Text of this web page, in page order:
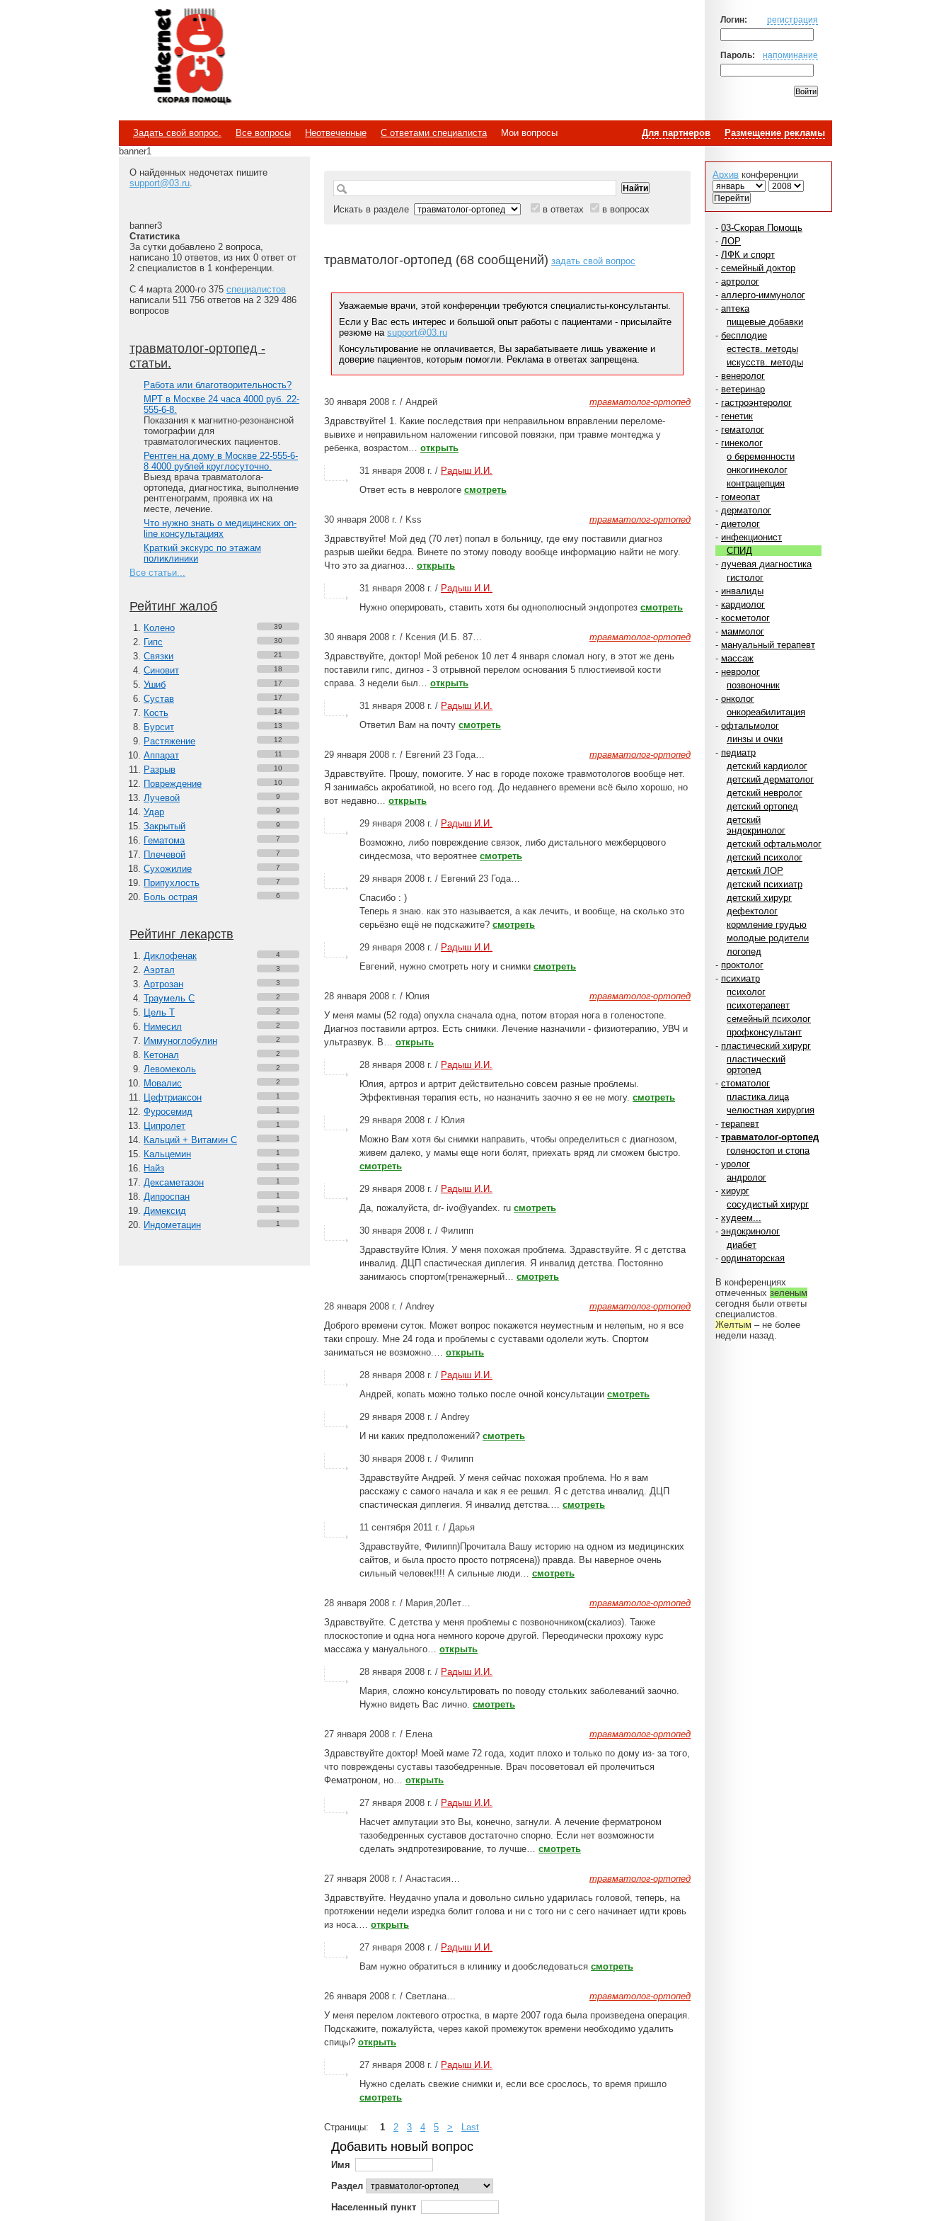
Логин: регистрация
Пароль: напоминание
Internet
Скорая помощь
Размещение рекламы
Для партнеров
Задать свой вопрос. Все вопросы Неотвеченные С ответами специалиста
Мои вопросы
banner1
Архив конференции
- 03-Скорая Помощь
- ЛОР
- ЛФК и спорт
- семейный доктор
- артролог
- аллерго-иммунолог
- аптека
пищевые добавки
- бесплодие
естеств. методы
искусств. методы
- венеролог
- ветеринар
- гастроэнтеролог
- генетик
- гематолог
- гинеколог
о беременности
онкогинеколог
контрацепция
- гомеопат
- дерматолог
- диетолог
- инфекционист
СПИД
- лучевая диагностика
гистолог
- инвалиды
- кардиолог
- косметолог
- маммолог
- мануальный терапевт
- массаж
- невролог
позвоночник
- онколог
онкореабилитация
- офтальмолог
линзы и очки
- педиатр
детский кардиолог
детский дерматолог
детский невролог
детский ортопед
детский
эндокринолог
детский офтальмолог
детский психолог
детский ЛОР
детский психиатр
детский хирург
дефектолог
кормление грудью
молодые родители
логопед
- проктолог
- психиатр
психолог
психотерапевт
семейный психолог
профконсультант
- пластический хирург
пластический
ортопед
- стоматолог
пластика лица
челюстная хирургия
- терапевт
- травматолог-ортопед
голеностоп и стопа
- уролог
андролог
- хирург
сосудистый хирург
- худеем...
- эндокринолог
диабет
- ординаторская
В конференциях
отмеченных зеленым
сегодня были ответы
специалистов.
Желтым – не более
недели назад.
О найденных недочетах пишите
support@03.ru.
banner3
Статистика
За сутки добавлено 2 вопроса,
написано 10 ответов, из них 0 ответ от
2 специалистов в 1 конференции.
С 4 марта 2000-го 375 специалистов
написали 511 756 ответов на 2 329 486
вопросов
травматолог-ортопед -
статьи.
Работа или благотворительность?
МРТ в Москве 24 часа 4000 руб. 22-
555-6-8.
Показания к магнитно-резонансной
томографии для
травматологических пациентов.
Рентген на дому в Москве 22-555-6-
8 4000 рублей круглосуточно.
Выезд врача травматолога-
ортопеда, диагностика, выполнение
рентгенограмм, проявка их на
месте, лечение.
Что нужно знать о медицинских on-
line консультациях
Краткий экскурс по этажам
поликлиники
Все статьи...
Рейтинг жалоб
Колено 39
Гипс 30
Связки 21
Синовит 18
Ушиб 17
Сустав 17
Кость 14
Бурсит 13
Растяжение 12
Аппарат 11
Разрыв 10
Повреждение 10
Лучевой 9
Удар 9
Закрытый 9
Гематома 7
Плечевой 7
Сухожилие 7
Припухлость 7
Боль острая 6
Рейтинг лекарств
Диклофенак 4
Аэртал 3
Артрозан 3
Траумель С 2
Цель Т 2
Нимесил 2
Иммуноглобулин 2
Кетонал 2
Левомеколь 2
Мовалис 2
Цефтриаксон 1
Фуросемид 1
Ципролет 1
Кальций + Витамин C 1
Кальцемин 1
Найз 1
Дексаметазон 1
Дипроспан 1
Димексид 1
Индометацин 1
Искать в разделе в ответах в вопросах
травматолог-ортопед (68 сообщений) задать свой вопрос
Уважаемые врачи, этой конференции требуются специалисты-консультанты.
Если у Вас есть интерес и большой опыт работы с пациентами - присылайте
резюме на support@03.ru
Консультирование не оплачивается, Вы зарабатываете лишь уважение и
доверие пациентов, которым помогли. Реклама в ответах запрещена.
травматолог-ортопед
30 января 2008 г. / Андрей
Здравствуйте! 1. Какие последствия при неправильном вправлении переломе-
вывихе и неправильном наложении гипсовой повязки, при травме монтеджа у
ребенка, возрастом… открыть
31 января 2008 г. / Радыш И.И.
Ответ есть в неврологе смотреть
травматолог-ортопед
30 января 2008 г. / Kss
Здравствуйте! Мой дед (70 лет) попал в больницу, где ему поставили диагноз
разрыв шейки бедра. Винете по этому поводу вообще информацию найти не могу.
Что это за диагноз… открыть
31 января 2008 г. / Радыш И.И.
Нужно оперировать, ставить хотя бы однополюсный эндопротез смотреть
травматолог-ортопед
30 января 2008 г. / Ксения (И.Б. 87…
Здравствуйте, доктор! Мой ребенок 10 лет 4 января сломал ногу, в этот же день
поставили гипс, дигноз - 3 отрывной перелом основания 5 плюстиеивой кости
справа. 3 недели был… открыть
31 января 2008 г. / Радыш И.И.
Ответил Вам на почту смотреть
травматолог-ортопед
29 января 2008 г. / Евгений 23 Года…
Здравствуйте. Прошу, помогите. У нас в городе похоже травмотологов вообще нет.
Я занимабсь акробатикой, но всего год. До недавнего времени всё было хорошо, но
вот недавно… открыть
29 января 2008 г. / Радыш И.И.
Возможно, либо повреждение связок, либо дистального межберцового
синдесмоза, что вероятнее смотреть
29 января 2008 г. / Евгений 23 Года…
Спасибо : )
Теперь я знаю. как это называется, а как лечить, и вообще, на сколько это
серьёзно ещё не подскажите? смотреть
29 января 2008 г. / Радыш И.И.
Евгений, нужно смотреть ногу и снимки смотреть
травматолог-ортопед
28 января 2008 г. / Юлия
У меня мамы (52 года) опухла сначала одна, потом вторая нога в голеностопе.
Диагноз поставили артроз. Есть снимки. Лечение назначили - физиотерапию, УВЧ и
ультразвук. В… открыть
28 января 2008 г. / Радыш И.И.
Юлия, артроз и артрит действительно совсем разные проблемы.
Эффективная терапия есть, но назначить заочно я ее не могу. смотреть
29 января 2008 г. / Юлия
Можно Вам хотя бы снимки направить, чтобы определиться с диагнозом,
живем далеко, у мамы еще ноги болят, приехать вряд ли сможем быстро.
смотреть
29 января 2008 г. / Радыш И.И.
Да, пожалуйста, dr- ivo@yandex. ru смотреть
30 января 2008 г. / Филипп
Здравствуйте Юлия. У меня похожая проблема. Здравствуйте. Я с детства
инвалид. ДЦП спастическая диплегия. Я инвалид детства. Постоянно
занимаюсь спортом(тренажерный… смотреть
травматолог-ортопед
28 января 2008 г. / Andrey
Доброго времени суток. Может вопрос покажется неуместным и нелепым, но я все
таки спрошу. Мне 24 года и проблемы с суставами одолели жуть. Спортом
заниматься не возможно.… открыть
28 января 2008 г. / Радыш И.И.
Андрей, копать можно только после очной консультации смотреть
29 января 2008 г. / Andrey
И ни каких предположений? смотреть
30 января 2008 г. / Филипп
Здравствуйте Андрей. У меня сейчас похожая проблема. Но я вам
расскажу с самого начала и как я ее решил. Я с детства инвалид. ДЦП
спастическая диплегия. Я инвалид детства.… смотреть
11 сентября 2011 г. / Дарья
Здравствуйте, Филипп)Прочитала Вашу историю на одном из медицинских
сайтов, и была просто просто потрясена)) правда. Вы наверное очень
сильный человек!!!! А сильные люди… смотреть
травматолог-ортопед
28 января 2008 г. / Мария,20Лет…
Здравствуйте. С детства у меня проблемы с позвоночником(скалиоз). Также
плоскостопие и одна нога немного короче другой. Переодически прохожу курс
массажа у мануального… открыть
28 января 2008 г. / Радыш И.И.
Мария, сложно консультировать по поводу стольких заболеваний заочно.
Нужно видеть Вас лично. смотреть
травматолог-ортопед
27 января 2008 г. / Елена
Здравствуйте доктор! Моей маме 72 года, ходит плохо и только по дому из- за того,
что повреждены суставы тазобедренные. Врач посоветовал ей пролечиться
Фематроном, но… открыть
27 января 2008 г. / Радыш И.И.
Насчет ампутации это Вы, конечно, загнули. А лечение ферматроном
тазобедренных суставов достаточно спорно. Если нет возможности
сделать эндпротезирование, то лучше… смотреть
травматолог-ортопед
27 января 2008 г. / Анастасия…
Здравствуйте. Неудачно упала и довольно сильно ударилась головой, теперь, на
протяжении недели изредка болит голова и ни с того ни с сего начинает идти кровь
из носа.… открыть
27 января 2008 г. / Радыш И.И.
Вам нужно обратиться в клинику и дообследоваться смотреть
травматолог-ортопед
26 января 2008 г. / Светлана…
У меня перелом локтевого отростка, в марте 2007 года была произведена операция.
Подскажите, пожалуйста, через какой промежуток времени необходимо удалить
спицы? открыть
27 января 2008 г. / Радыш И.И.
Нужно сделать свежие снимки и, если все срослось, то время пришло
смотреть
Страницы: 1 2 3 4 5 > Last
Добавить новый вопрос
Имя
Раздел
Населенный пункт